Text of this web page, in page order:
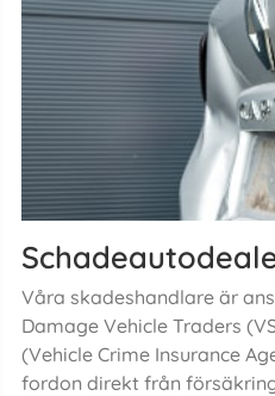
Våra skadeshandlare är
Damage Vehicle Traders
(Vehicle Crime Insurance
fordon direkt från